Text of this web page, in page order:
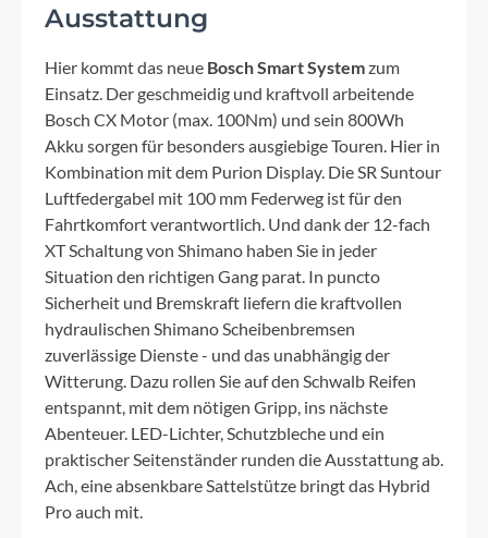
Ausstattung
Hier kommt das neue Bosch Smart Systemzum
Einsatz. Der geschmeidig und kraftvoll arbeitende
Bosch CX Motor (max. 100Nm) und sein 800Wh
Akku sorgen für besonders ausgiebige Touren. Hier in
Kombination mit dem Purion Display. Die SR Suntour
Luftfedergabel mit 100 mm Federweg ist für den
Fahrtkomfort verantwortlich. Und dank der 12-fach
XT Schaltung von Shimano haben Sie in jeder
Situation den richtigen Gang parat. In puncto
Sicherheit und Bremskraft liefern die kraftvollen
hydraulischen Shimano Scheibenbremsen
zuverlässige Dienste - und das unabhängig der
Witterung. Dazu rollen Sie auf den Schwalb Reifen
entspannt, mit dem nötigen Gripp, ins nächste
Abenteuer. LED-Lichter, Schutzbleche und ein
praktischer Seitenständer runden die Ausstattung ab.
Ach, eine absenkbare Sattelstütze bringt das Hybrid
Pro auch mit.